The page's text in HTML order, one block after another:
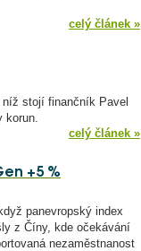
celý článek »
stojí finančník Pavel
korun.
celý článek »
+5 %
panevropský index
z Číny, kde očekávání
nezaměstnanost